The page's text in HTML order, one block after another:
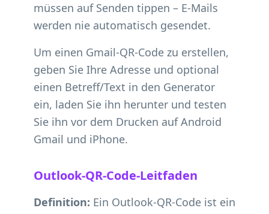
müssen auf Senden tippen – E-Mails
werden nie automatisch gesendet.
Um einen Gmail-QR-Code zu erstellen,
geben Sie Ihre Adresse und optional
einen Betreff/Text in den Generator
ein, laden Sie ihn herunter und testen
Sie ihn vor dem Drucken auf Android
Gmail und iPhone.
Outlook-QR-Code-Leitfaden
Definition: Ein Outlook-QR-Code ist ein